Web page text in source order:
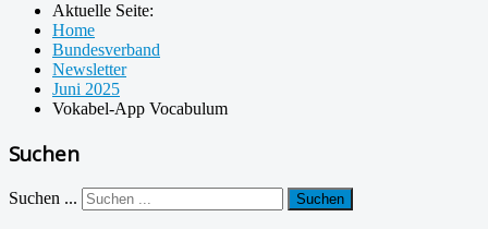
Aktuelle Seite:
Home
Bundesverband
Newsletter
Juni 2025
Vokabel-App Vocabulum
Suchen
Suchen ... Suchen